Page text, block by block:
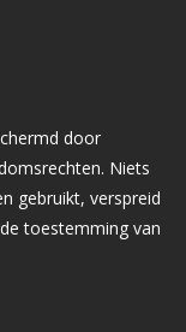
door
Niets
gebruikt, verspreid
toestemming van